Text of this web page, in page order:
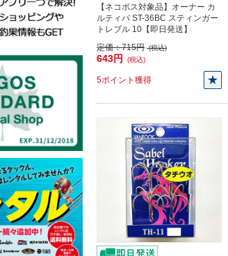
【ネコポス対象品】オーナー カ
ルティバ ST-36BC スティンガー
トレブル 10【即日発送】
定価：715円 (税込)
643円 (税込)
5ポイント獲得